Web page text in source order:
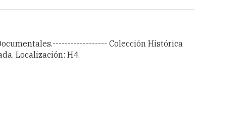
Colección Histórica
Localización: H4.